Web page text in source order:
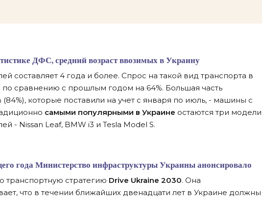
ДФС, средний возраст ввозимых в Украину
составляет 4 года и более. Спрос на такой вид транспорта в
по сравнению с прошлым годом на 64%. Большая часть
(84%), которые поставили на учет с января по июль, - машины с
самыми популярными в Украине остаются три модели
- Nissan Leaf, BMW i3 и Tesla Model S.
года Министерство инфраструктуры Украины анонсировало
транспортную стратегию Drive Ukraine 2030. Она
что в течении ближайших двенадцати лет в Украине должны